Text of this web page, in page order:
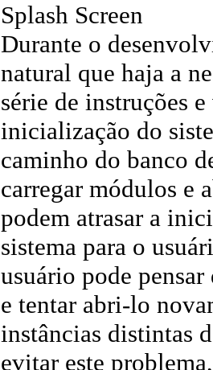
Splash Screen
Durante o
natural que haja a
série de instruções
inicialização do
caminho do banco
carregar módulos e
podem atrasar a
sistema para o
usuário pode
e tentar abri-lo
instâncias distintas
evitar este